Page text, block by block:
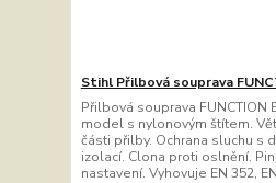
Stihl Přilbová souprava
Přilbová souprava FUNCTION
model s nylonovým štítem.
části přilby. Ochrana sluchu s
izolací. Clona proti oslnění.
nastavení. Vyhovuje EN 352,